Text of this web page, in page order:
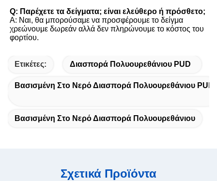
Q: Παρέχετε τα δείγματα; είναι ελεύθερο ή πρόσθετο;
Α: Ναι, θα μπορούσαμε να προσφέρουμε το δείγμα
χρεώνουμε δωρεάν αλλά δεν πληρώνουμε το κόστος του
φορτίου.
Ετικέτες: Διασπορά Πολυουρεθάνιου PUD
Βασισμένη Στο Νερό Διασπορά Πολυουρεθάνιου PUD
Βασισμένη Στο Νερό Διασπορά Πολυουρεθάνιου
Σχετικά Προϊόντα